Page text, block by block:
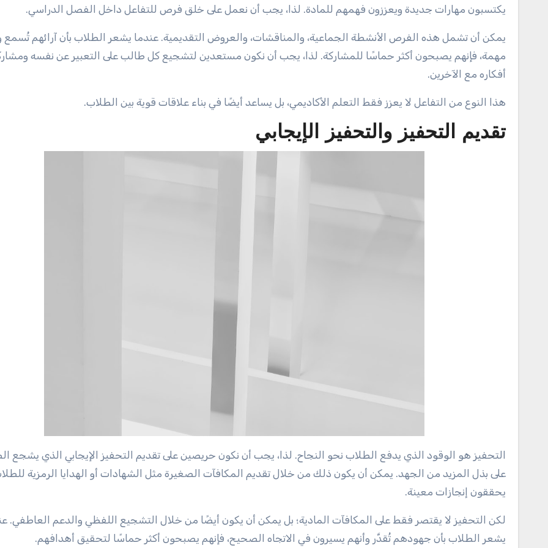
يكتسبون مهارات جديدة ويعززون فهمهم للمادة. لذا، يجب أن نعمل على خلق فرص للتفاعل داخل الفصل الدراسي.
يمكن أن تشمل هذه الفرص الأنشطة الجماعية، والمناقشات، والعروض التقديمية. عندما يشعر الطلاب بأن آرائهم تُسمع
مهمة، فإنهم يصبحون أكثر حماسًا للمشاركة. لذا، يجب أن نكون مستعدين لتشجيع كل طالب على التعبير عن نفسه
أفكاره مع الآخرين.
هذا النوع من التفاعل لا يعزز فقط التعلم الأكاديمي، بل يساعد أيضًا في بناء علاقات قوية بين الطلاب.
تقديم التحفيز والتحفيز الإيجابي
التحفيز هو الوقود الذي يدفع الطلاب نحو النجاح. لذا، يجب أن نكون حريصين على تقديم التحفيز الإيجابي الذي يشجع
على بذل المزيد من الجهد. يمكن أن يكون ذلك من خلال تقديم المكافآت الصغيرة مثل الشهادات أو الهدايا الرمزية
يحققون إنجازات معينة.
لكن التحفيز لا يقتصر فقط على المكافآت المادية؛ بل يمكن أن يكون أيضًا من خلال التشجيع اللفظي والدعم العاطفي.
يشعر الطلاب بأن جهودهم تُقدَّر وأنهم يسيرون في الاتجاه الصحيح، فإنهم يصبحون أكثر حماسًا لتحقيق أهدافهم.